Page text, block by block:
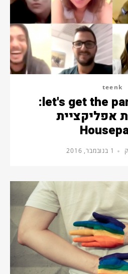
teenk
let's get the party started:
אפליקציית
1 בנובמבר, 2016